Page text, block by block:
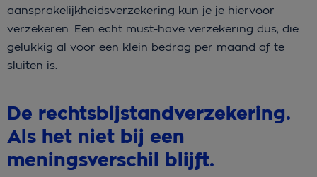
aansprakelijkheidsverzekering kun je je hiervoor
verzekeren. Een echt must-have verzekering dus, die
gelukkig al voor een klein bedrag per maand af te
sluiten is.
De rechtsbijstandverzekering.
Als het niet bij een
meningsverschil blijft.